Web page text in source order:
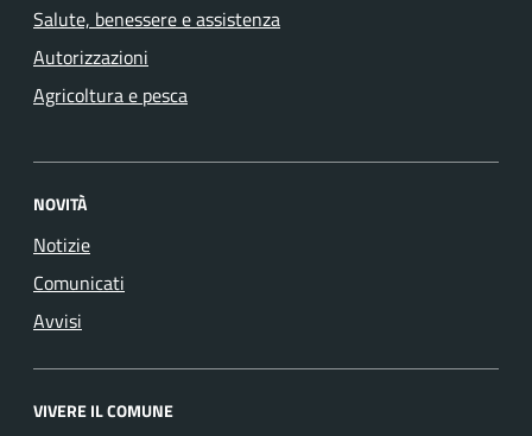
Salute, benessere e assistenza
Autorizzazioni
Agricoltura e pesca
NOVITÀ
Notizie
Comunicati
Avvisi
VIVERE IL COMUNE